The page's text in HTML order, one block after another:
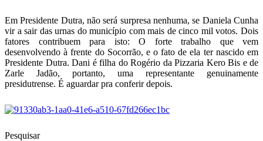
Em Presidente Dutra, não será surpresa nenhuma, se Daniela Cunha
vir a sair das urnas do município com mais de cinco mil votos. Dois
fatores contribuem para isto: O forte trabalho que vem
desenvolvendo à frente do Socorrão, e o fato de ela ter nascido em
Presidente Dutra. Dani é filha do Rogério da Pizzaria Kero Bis e de
Zarle Jadão, portanto, uma representante genuinamente
presidutrense. É aguardar pra conferir depois.
Pesquisar